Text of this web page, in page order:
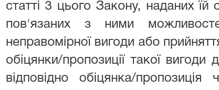
статті 3 цього Закону, наданих
пов'язаних з ними
неправомірної вигоди або
обіцянки/пропозиції такої
відповідно обіцянка/